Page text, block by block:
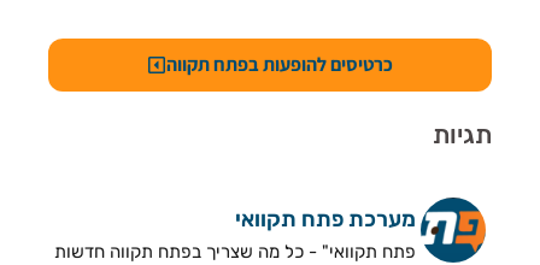
כרטיסים להופעות בפתח תקווה
תגיות
מערכת פתח תקוואי
פתח תקוואי" - כל מה שצריך בפתח תקווה חדשות